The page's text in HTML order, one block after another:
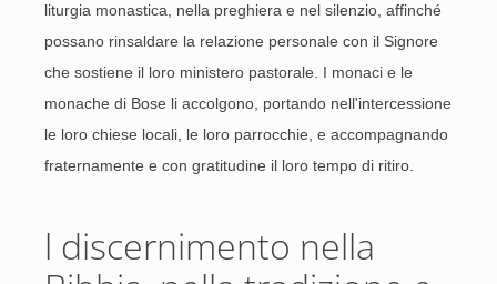
liturgia monastica, nella preghiera e nel silenzio, affinché
possano rinsaldare la relazione personale con il Signore
che sostiene il loro ministero pastorale. I monaci e le
monache di Bose li accolgono, portando nell'intercessione
le loro chiese locali, le loro parrocchie, e accompagnando
fraternamente e con gratitudine il loro tempo di ritiro.
l discernimento nella